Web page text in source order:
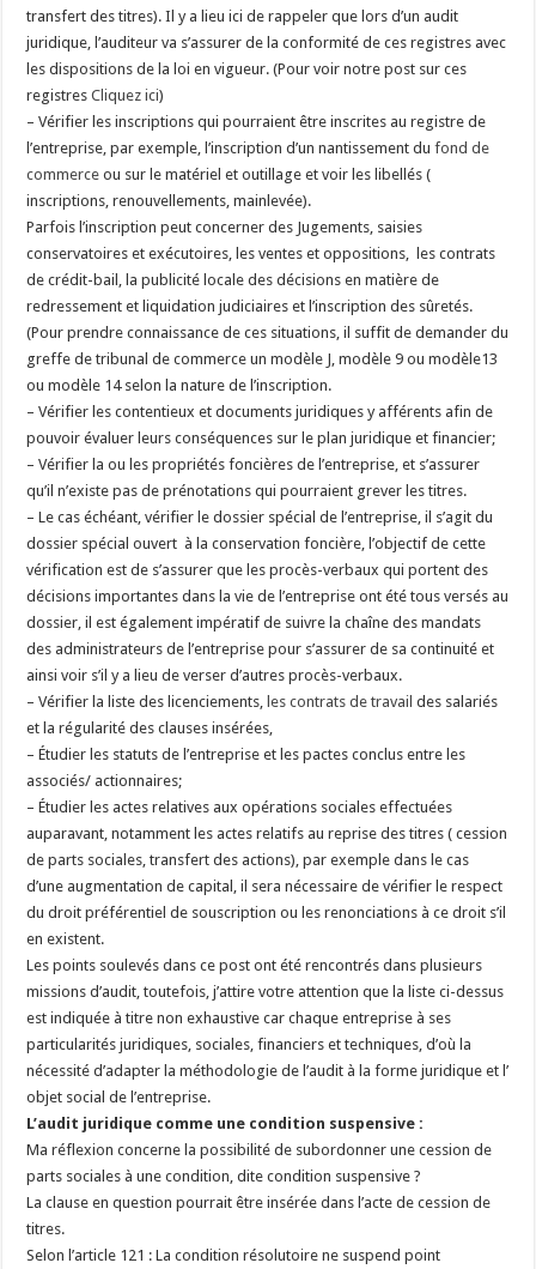
transfert des titres). Il y a lieu ici de rappeler que lors d’un audit
juridique, l’auditeur va s’assurer de la conformité de ces registres avec
les dispositions de la loi en vigueur. (Pour voir notre post sur ces
registresCliquez ici)
– Vérifier les inscriptions qui pourraient être inscrites au registre de
l’entreprise, par exemple, l’inscription d’un nantissement dufond de
commerce ou sur le matériel et outillage et voir les libellés (
inscriptions, renouvellements, mainlevée).
Parfois l’inscription peut concerner des Jugements, saisies
conservatoires et exécutoires, les ventes et oppositions, les contrats
de crédit-bail, la publicité locale des décisions en matière de
redressement et liquidation judiciaires et l’inscription des sûretés.
(Pour prendre connaissance de ces situations, il suffit de demander du
greffe de tribunal de commerce un modèle J, modèle 9 ou modèle13
ou modèle 14 selon la nature de l’inscription.
– Vérifier les contentieux et documents juridiques y afférents afin de
pouvoir évaluer leurs conséquences sur le plan juridique et financier;
– Vérifier la ou les propriétés foncières de l’entreprise, et s’assurer
qu’il n’existe pas de prénotations qui pourraient grever les titres.
– Le cas échéant, vérifier le dossier spécial de l’entreprise, il s’agit du
dossier spécial ouvert à la conservation foncière, l’objectif de cette
vérification est de s’assurer que les procès-verbaux qui portent des
décisions importantes dans la vie de l’entreprise ont été tous versés au
dossier, il est également impératif de suivre la chaîne des mandats
des administrateurs de l’entreprise pour s’assurer de sa continuité et
ainsi voir s’il y a lieu de verser d’autres procès-verbaux.
– Vérifier la liste des licenciements, les contrats de travaildes salariés
et la régularité des clauses insérées,
– Étudier les statuts de l’entreprise et les pactes conclus entre les
associés/ actionnaires;
– Étudier les actes relatives aux opérations sociales effectuées
auparavant, notamment les actes relatifs au reprise des titres ( cession
de parts sociales, transfert des actions), par exemple dans le cas
d’une augmentation de capital, il sera nécessaire de vérifier le respect
du droit préférentiel de souscription ou les renonciations à ce droit s’il
en existent.
Les points soulevés dans ce post ont été rencontrés dans plusieurs
missions d’audit, toutefois, j’attire votre attention que la liste ci-dessus
est indiquée à titre non exhaustive car chaque entreprise à ses
particularités juridiques, sociales, financiers et techniques, d’où la
nécessité d’adapter la méthodologie de l’audit à la forme juridique et l’
objet social de l’entreprise.
L’audit juridique comme une condition suspensive :
Ma réflexion concerne la possibilité de subordonner une cession de
parts sociales à une condition, dite condition suspensive ?
La clause en question pourrait être insérée dans l’acte de cession de
titres.
Selon l’article 121 : La condition résolutoire ne suspend point